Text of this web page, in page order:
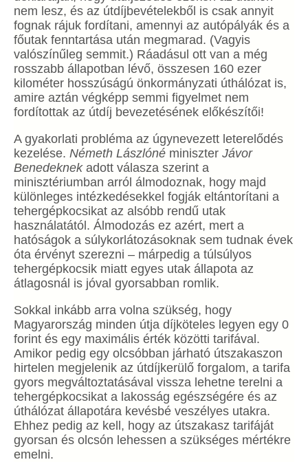
nem lesz, és az útdíjbevételekből is csak annyit
fognak rájuk fordítani, amennyi az autópályák és a
főutak fenntartása után megmarad. (Vagyis
valószínűleg semmit.) Ráadásul ott van a még
rosszabb állapotban lévő, összesen 160 ezer
kilométer hosszúságú önkormányzati úthálózat is,
amire aztán végképp semmi figyelmet nem
fordítottak az útdíj bevezetésének előkészítői!
A gyakorlati probléma az úgynevezett leterelődés
kezelése. Németh Lászlóné miniszter Jávor
Benedeknekadott válasza szerint a
minisztériumban arról álmodoznak, hogy majd
különleges intézkedésekkel fogják eltántorítani a
tehergépkocsikat az alsóbb rendű utak
használatától. Álmodozás ez azért, mert a
hatóságok a súlykorlátozásoknak sem tudnak évek
óta érvényt szerezni – márpedig a túlsúlyos
tehergépkocsik miatt egyes utak állapota az
átlagosnál is jóval gyorsabban romlik.
Sokkal inkább arra volna szükség, hogy
Magyarország minden útja díjköteles legyen egy 0
forint és egy maximális érték közötti tarifával.
Amikor pedig egy olcsóbban járható útszakaszon
hirtelen megjelenik az útdíjkerülő forgalom, a tarifa
gyors megváltoztatásával vissza lehetne terelni a
tehergépkocsikat a lakosság egészségére és az
úthálózat állapotára kevésbé veszélyes utakra.
Ehhez pedig az kell, hogy az útszakasz tarifáját
gyorsan és olcsón lehessen a szükséges mértékre
emelni.